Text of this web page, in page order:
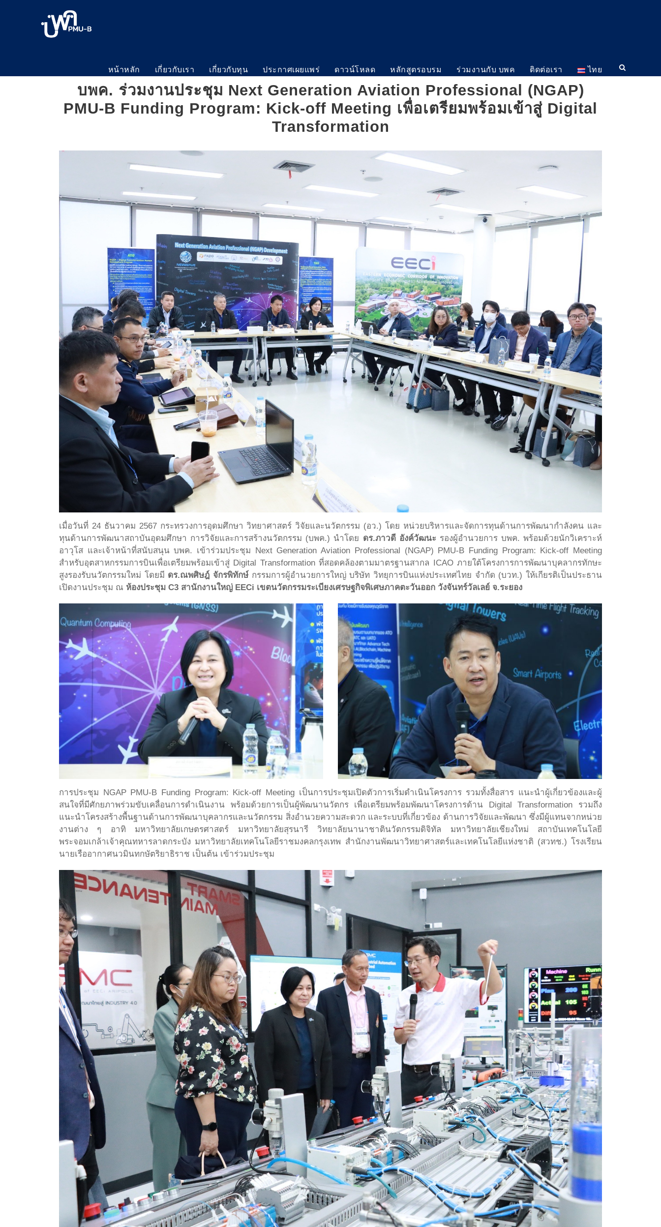
หน้าหลัก เกี่ยวกับเรา เกี่ยวกับทุน ประกาศเผยแพร่ ดาวน์โหลด หลักสูตรอบรม ร่วมงานกับ บพค ติดต่อเรา ไทย
บพค. ร่วมงานประชุม Next Generation Aviation Professional (NGAP)
PMU-B Funding Program: Kick-off Meeting เพื่อเตรียมพร้อมเข้าสู่ Digital
Transformation
เมื่อวันที่ 24 ธันวาคม 2567 กระทรวงการอุดมศึกษา วิทยาศาสตร์ วิจัยและนวัตกรรม (อว.) โดย หน่วยบริหารและจัดการทุนด้านการพัฒนากำลังคน และ
ทุนด้านการพัฒนาสถาบันอุดมศึกษา การวิจัยและการสร้างนวัตกรรม (บพค.) นำโดย ดร.ภาวดี อังค์วัฒนะ รองผู้อำนวยการ บพค. พร้อมด้วยนักวิเคราะห์
อาวุโส และเจ้าหน้าที่สนับสนุน บพค. เข้าร่วมประชุม Next Generation Aviation Professional (NGAP) PMU-B Funding Program: Kick-off Meeting
สำหรับอุตสาหกรรมการบินเพื่อเตรียมพร้อมเข้าสู่ Digital Transformation ที่สอดคล้องตามมาตรฐานสากล ICAO ภายใต้โครงการการพัฒนาบุคลากรทักษะ
สูงรองรับนวัตกรรมใหม่ โดยมี ดร.ณพศิษฎ์ จักรพิทักษ์ กรรมการผู้อำนวยการใหญ่ บริษัท วิทยุการบินแห่งประเทศไทย จำกัด (บวท.) ให้เกียรติเป็นประธาน
เปิดงานประชุม ณ ห้องประชุม C3 สานักงานใหญ่ EECi เขตนวัตกรรมระเบียงเศรษฐกิจพิเศษภาคตะวันออก วังจันทร์วัลเลย์ จ.ระยอง
การประชุม NGAP PMU-B Funding Program: Kick-off Meeting เป็นการประชุมเปิดตัวการเริ่มดำเนินโครงการ รวมทั้งสื่อสาร แนะนำผู้เกี่ยวข้องและผู้
สนใจที่มีศักยภาพร่วมขับเคลื่อนการดำเนินงาน พร้อมด้วยการเป็นผู้พัฒนานวัตกร เพื่อเตรียมพร้อมพัฒนาโครงการด้าน Digital Transformation รวมถึง
แนะนำโครงสร้างพื้นฐานด้านการพัฒนาบุคลากรและนวัตกรรม สิ่งอำนวยความสะดวก และระบบที่เกี่ยวข้อง ด้านการวิจัยและพัฒนา ซึ่งมีผู้แทนจากหน่วย
งานต่าง ๆ อาทิ มหาวิทยาลัยเกษตรศาสตร์ มหาวิทยาลัยสุรนารี วิทยาลัยนานาชาตินวัตกรรมดิจิทัล มหาวิทยาลัยเชียงใหม่ สถาบันเทคโนโลยี
พระจอมเกล้าเจ้าคุณทหารลาดกระบัง มหาวิทยาลัยเทคโนโลยีราชมงคลกรุงเทพ สำนักงานพัฒนาวิทยาศาสตร์และเทคโนโลยีแห่งชาติ (สวทช.) โรงเรียน
นายเรืออากาศนวมินทกษัตริยาธิราช เป็นต้น เข้าร่วมประชุม